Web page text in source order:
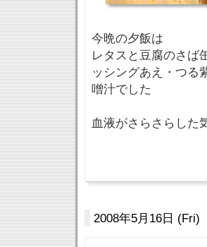
今晩の夕飯は
レタスと豆腐のさば
ッシングあえ・つる
噌汁でした
血液がさらさらした
2008年5月16日 (Fri)